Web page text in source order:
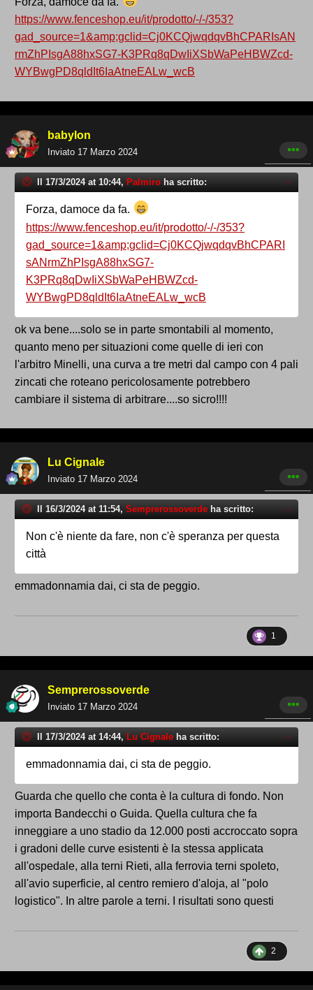
https://www.fenceshop.eu/it/prodotto/-/-/353?
gad_source=1&amp;gclid=Cj0KCQjwqdqvBhCPARIsAN
rmZhPIsgA88hxSG7-K3PRq8qDwIiXSbWaPeHBWZcd-
WYBwgPD8qldIt6IaAtneEALw_wcB
babylon
Inviato 17 Marzo 2024
Il 17/3/2024 at 10:44, Palmiro ha scritto:
Forza, damoce da fa.
https://www.fenceshop.eu/it/prodotto/-/-/353?
gad_source=1&amp;gclid=Cj0KCQjwqdqvBhCPARI
sANrmZhPIsgA88hxSG7-
K3PRq8qDwIiXSbWaPeHBWZcd-
WYBwgPD8qldIt6IaAtneEALw_wcB
ok va bene....solo se in parte smontabili al momento,
quanto meno per situazioni come quelle di ieri con
l'arbitro Minelli, una curva a tre metri dal campo con 4 pali
zincati che roteano pericolosamente potrebbero
cambiare il sistema di arbitrare....so sicro!!!!
Lu Cignale
Inviato 17 Marzo 2024
Il 16/3/2024 at 11:54, Semprerossoverde ha scritto:
Non c'è niente da fare, non c'è speranza per questa
città
emmadonnamia dai, ci sta de peggio.
1
Semprerossoverde
Inviato 17 Marzo 2024
Il 17/3/2024 at 14:44, Lu Cignale ha scritto:
emmadonnamia dai, ci sta de peggio.
Guarda che quello che conta è la cultura di fondo. Non
importa Bandecchi o Guida. Quella cultura che fa
inneggiare a uno stadio da 12.000 posti accroccato sopra
i gradoni delle curve esistenti è la stessa applicata
all'ospedale, alla terni Rieti, alla ferrovia terni spoleto,
all'avio superficie, al centro remiero d'aloja, al "polo
logistico". In altre parole a terni. I risultati sono questi
2